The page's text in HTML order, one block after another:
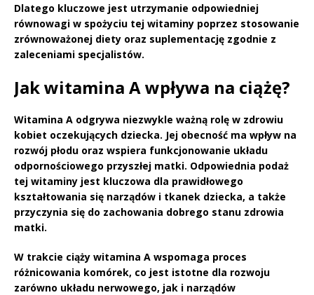
Dlatego kluczowe jest utrzymanie odpowiedniej
równowagi w spożyciu tej witaminy poprzez stosowanie
zrównoważonej diety oraz suplementację zgodnie z
zaleceniami specjalistów.
Jak witamina A wpływa na ciążę?
Witamina A odgrywa niezwykle ważną rolę w zdrowiu
kobiet oczekujących dziecka. Jej obecność ma wpływ na
rozwój płodu oraz wspiera funkcjonowanie układu
odpornościowego przyszłej matki. Odpowiednia podaż
tej witaminy jest kluczowa dla prawidłowego
kształtowania się narządów i tkanek dziecka, a także
przyczynia się do zachowania dobrego stanu zdrowia
matki.
W trakcie ciąży witamina A wspomaga proces
różnicowania komórek, co jest istotne dla rozwoju
zarówno układu nerwowego, jak i narządów